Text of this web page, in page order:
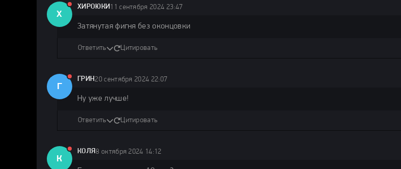
Х
ХИРОЮКИ11 сентября 2024 23:47
Затянутая фигня без оконцовки
Ответить Цитировать
Г
ГРИН20 сентября 2024 22:07
Ну уже лучше!
Ответить Цитировать
К
КОЛЯ8 октября 2024 14:12